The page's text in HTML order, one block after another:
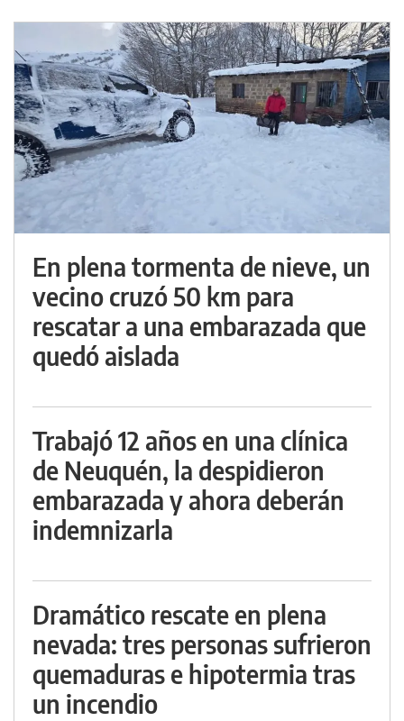
En plena tormenta de nieve, un
vecino cruzó 50 km para
rescatar a una embarazada que
quedó aislada
Trabajó 12 años en una clínica
de Neuquén, la despidieron
embarazada y ahora deberán
indemnizarla
Dramático rescate en plena
nevada: tres personas sufrieron
quemaduras e hipotermia tras
un incendio